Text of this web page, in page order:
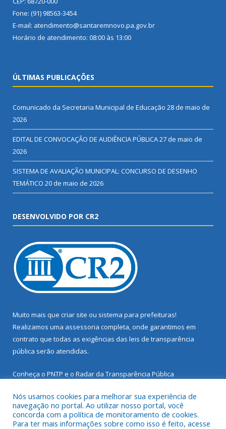
Fone: (91) 98563-3454
E-mail: atendimento@santaremnovo.pa.gov.br
Horário de atendimento: 08:00 às 13:00
ÚLTIMAS PUBLICAÇÕES
Comunicado da Secretaria Municipal de Educação 28 de maio de
2026
EDITAL DE CONVOCAÇÃO DE AUDIÊNCIA PÚBLICA27 de maio de
2026
SISTEMA DE AVALIAÇÃO MUNICIPAL: CONCURSO DE DESENHO
TEMÁTICO 20 de maio de 2026
DESENVOLVIDO POR CR2
Muito mais que criar site ou sistema para prefeituras!
Realizamos uma assessoria completa, onde garantimos em
contrato que todas as exigências das leis de transparência
pública serão atendidas.
Conheça o PNTP e o Radar da Transparência Pública
Todos os direitos reservados a Prefeitura Municipal de Santarém
Nós usamos cookies para melhorar sua experiência de
navegação no portal. Ao utilizar nosso portal, você
concorda com a política de monitoramento de cookies.
Para ter mais informações sobre como isso é feito, acesse